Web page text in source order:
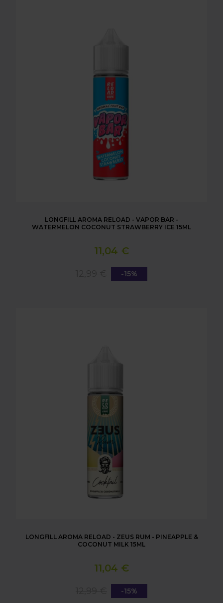
LONGFILL AROMA RELOAD - VAPOR BAR -
WATERMELON COCONUT STRAWBERRY ICE 15ML
11,04 €
-15%
LONGFILL AROMA RELOAD - ZEUS RUM - PINEAPPLE &
COCONUT MILK 15ML
11,04 €
-15%